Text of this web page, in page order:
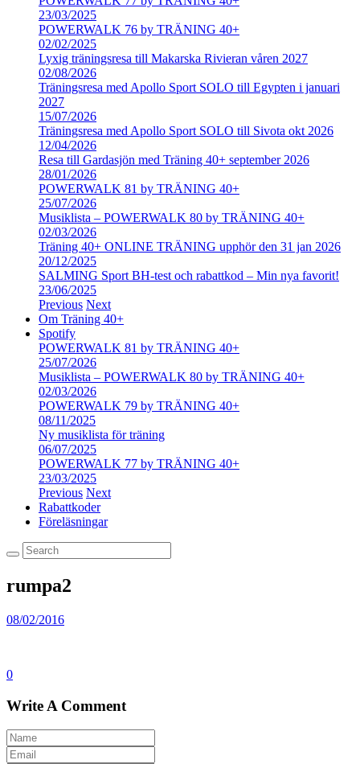
23/03/2025
POWERWALK 76 by TRÄNING 40+
02/02/2025
Lyxig träningsresa till Makarska Rivieran våren 2027
02/08/2026
Träningsresa med Apollo Sport SOLO till Egypten i januari
2027
15/07/2026
Träningsresa med Apollo Sport SOLO till Sivota okt 2026
12/04/2026
Resa till Gardasjön med Träning 40+ september 2026
28/01/2026
POWERWALK 81 by TRÄNING 40+
25/07/2026
Musiklista – POWERWALK 80 by TRÄNING 40+
02/03/2026
Träning 40+ ONLINE TRÄNING upphör den 31 jan 2026
20/12/2025
SALMING Sport BH-test och rabattkod – Min nya favorit!
23/06/2025
Previous Next
Om Träning 40+
Spotify
POWERWALK 81 by TRÄNING 40+
25/07/2026
Musiklista – POWERWALK 80 by TRÄNING 40+
02/03/2026
POWERWALK 79 by TRÄNING 40+
08/11/2025
Ny musiklista för träning
06/07/2025
POWERWALK 77 by TRÄNING 40+
23/03/2025
Previous Next
Rabattkoder
Föreläsningar
rumpa2
08/02/2016
0
Write A Comment